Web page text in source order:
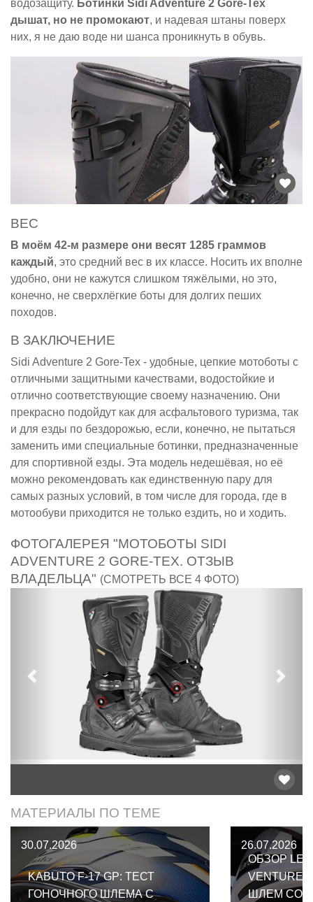
водозащиту. Ботинки Sidi Adventure 2 Gore-Tex
дышат, но не промокают, и надевая штаны поверх
них, я не даю воде ни шанса проникнуть в обувь.
ВЕС
В моём 42-м размере они весят 1285 граммов
каждый, это средний вес в их классе. Носить их вполне
удобно, они не кажутся слишком тяжёлыми, но это,
конечно, не сверхлёгкие боты для долгих пеших
походов.
В ЗАКЛЮЧЕНИЕ
Sidi Adventure 2 Gore-Tex - удобные, цепкие мотоботы с
отличными защитными качествами, водостойкие и
отлично соответствующие своему назначению. Они
прекрасно подойдут как для асфальтового туризма, так
и для езды по бездорожью, если, конечно, не пытаться
заменить ими специальные ботинки, предназначенные
для спортивной езды. Эта модель недешёвая, но её
можно рекомендовать как единственную пару для
самых разных условий, в том числе для города, где в
мотообуви приходится не только ездить, но и ходить.
ФОТОГАЛЕРЕЯ "МОТОБОТЫ SIDI
ADVENTURE 2 GORE-TEX. ОТЗЫВ
ВЛАДЕЛЬЦА" (СМОТРЕТЬ ВСЕ 4 ФОТО)
Предыдущий
МАТЕРИАЛЫ ПО ТЕМЕ
30.07.2026
KABUTO F-17 GP: ТЕСТ
ГОНОЧНОГО ШЛЕМА С
26.07.2026
ОБЗОР
VENTURE
ШЛЕМ СО